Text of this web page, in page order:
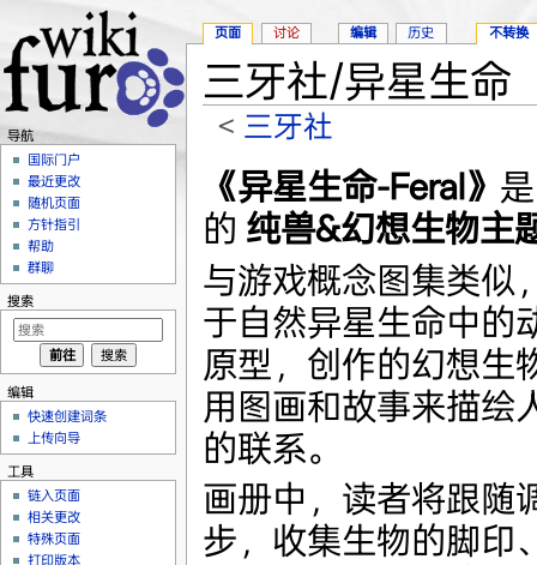
三牙社/异星生命
< 三牙社
《异星生命-Feral》
的 纯兽&幻想生物主
与游戏概念图集类似
于自然异星生命中的
原型，创作的幻想生
用图画和故事来描绘
的联系。
画册中，读者将跟随
步，收集生物的脚印
页面 讨论 编辑 历史 不转换
导航
国际门户
最近更改
随机页面
方针指引
帮助
群聊
搜索
编辑
快速创建词条
上传向导
工具
链入页面
相关更改
特殊页面
打印版本